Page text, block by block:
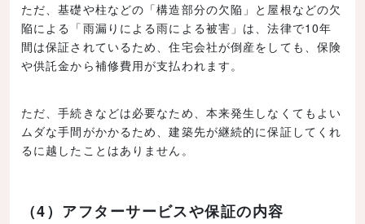
ただ、基礎や柱などの「構造部分の欠陥」と屋根などの欠
陥による「雨漏りによる雨による被害」は、法律で10年
間は保証されているため、住宅会社が倒産をしても、保険
や供託金から補修費用が支払われます。
ただ、手続きなどは必要なため、本来発生しなくてもよい
ムダな手間がかかるため、建築先が継続的に保証してくれ
るに越したことはありません。
（4）アフターサービスや保証の内容